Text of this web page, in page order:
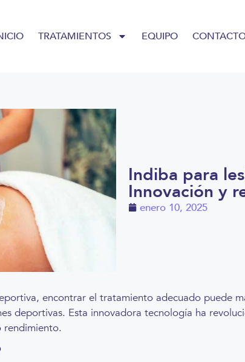
TRATAMIENTOS EQUIPO
Indiba para
Innovación y
enero 10, 2025
encontrar el tratamiento adecuado puede
deportivas. Esta innovadora tecnología ha
rendimiento.